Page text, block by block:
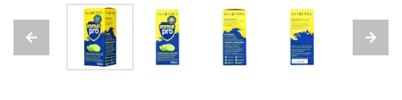
Previous Next